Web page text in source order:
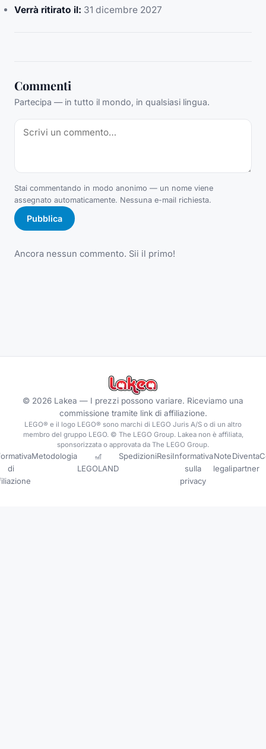
Verrà ritirato il: 31 dicembre 2027
Commenti
Partecipa — in tutto il mondo, in qualsiasi lingua.
Stai commentando in modo anonimo — un nome viene
assegnato automaticamente. Nessuna e-mail richiesta.
Pubblica
Ancora nessun commento. Sii il primo!
© 2026 Lakea — I prezzi possono variare. Riceviamo una
commissione tramite link di affiliazione.
LEGO® e il logo LEGO® sono marchi di LEGO Juris A/S o di un altro
membro del gruppo LEGO. © The LEGO Group. Lakea non è affiliata,
sponsorizzata o approvata da The LEGO Group.
di
Metodologia
🎢
LEGOLAND
SpedizioniResiInformativa
sulla
privacy
Note
legali
Diventa
partner